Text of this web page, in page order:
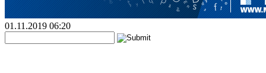
01.11.2019 06:20